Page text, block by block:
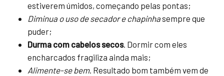
estiverem úmidos, começando pelas pontas;
Diminua o uso de secador e chapinhasempre que
puder;
Durma com cabelos secos. Dormir com eles
encharcados fragiliza ainda mais;
Alimente-se bem. Resultado bom também vem de